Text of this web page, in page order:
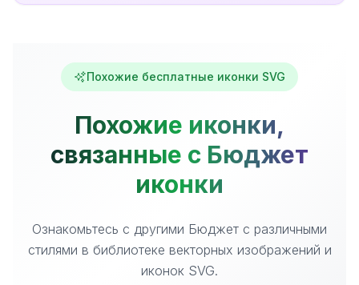
Похожие бесплатные иконки SVG
Похожие иконки,
связанные с Бюджет
иконки
Ознакомьтесь с другими Бюджет с различными
стилями в библиотеке векторных изображений и
иконок SVG.